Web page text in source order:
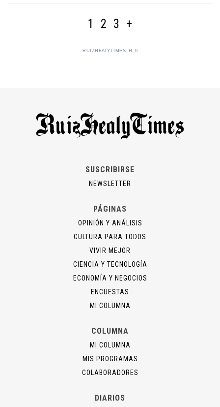
1 2 3 +
RUIZHEALYTIMES_H_0
SUSCRIBIRSE
NEWSLETTER
PÁGINAS
OPINIÓN Y ANÁLISIS
CULTURA PARA TODOS
VIVIR MEJOR
CIENCIA Y TECNOLOGÍA
ECONOMÍA Y NEGOCIOS
ENCUESTAS
MI COLUMNA
COLUMNA
MI COLUMNA
MIS PROGRAMAS
COLABORADORES
DIARIOS